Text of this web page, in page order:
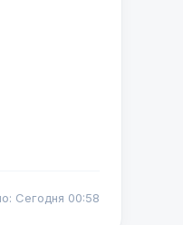
Сегодня 00:58